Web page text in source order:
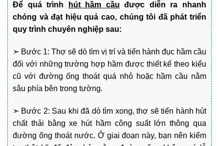
Để quá trình hút hầm cầu được diễn ra nhanh
chóng và đạt hiệu quả cao, chúng tôi đã phát triển
quy trình chuyên nghiệp sau:
➣ Bước 1: Thợ sẽ dò tìm vị trí và tiến hành đục hầm cầu
đối với những trường hợp hầm được thiết kế theo kiểu
cũ với đường ống thoát quá nhỏ hoặc hầm cầu nằm
sâu phía bên trong tường.
➣ Bước 2: Sau khi đã dò tìm xong, thợ sẽ tiến hành hút
chất thải bằng xe hút hầm công suất lớn thông qua
đường ống thoát nước. Ở giai đoạn này, bạn nên kiểm